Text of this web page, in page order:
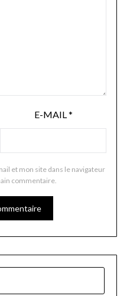
E-MAIL*
et mon site dans le navigateur
commentaire.